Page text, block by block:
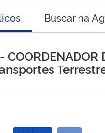
Buscar na
- COORDENADOR